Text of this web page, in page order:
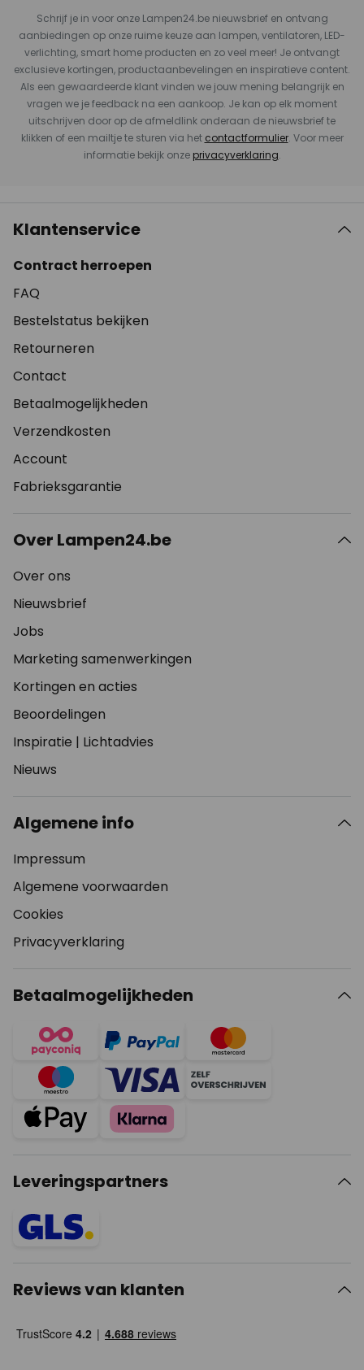
Schrijf je in voor onze Lampen24.be nieuwsbrief en ontvang
aanbiedingen op onze ruime keuze aan lampen, ventilatoren, LED-
verlichting, smart home producten en zo veel meer! Je ontvangt
exclusieve kortingen, productaanbevelingen en inspiratieve content.
Als een gewaardeerde klant vinden we jouw mening belangrijk en
vragen we je feedback na een aankoop. Je kan op elk moment
uitschrijven door op de afmeldlink onderaan de nieuwsbrief te
klikken of een mailtje te sturen via het contactformulier. Voor meer
informatie bekijk onze privacyverklaring.
Klantenservice
Contract herroepen
FAQ
Bestelstatus bekijken
Retourneren
Contact
Betaalmogelijkheden
Verzendkosten
Account
Fabrieksgarantie
Over Lampen24.be
Over ons
Nieuwsbrief
Jobs
Marketing samenwerkingen
Kortingen en acties
Beoordelingen
Inspiratie | Lichtadvies
Nieuws
Algemene info
Impressum
Algemene voorwaarden
Cookies
Privacyverklaring
Betaalmogelijkheden
Leveringspartners
Reviews van klanten